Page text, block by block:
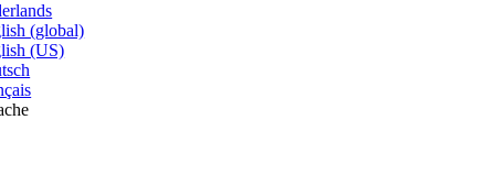
(global)
(US)